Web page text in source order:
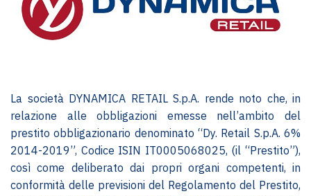
La società DYNAMICA RETAIL S.p.A. rende noto che, in
relazione alle obbligazioni emesse nell’ambito del
prestito obbligazionario denominato “Dy. Retail S.p.A. 6%
2014-2019”, Codice ISIN IT0005068025, (il “Prestito”),
così come deliberato dai propri organi competenti, in
conformità delle previsioni del Regolamento del Prestito,